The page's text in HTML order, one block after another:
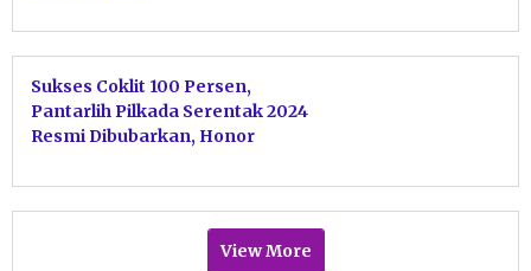
Sukses Coklit 100 Persen,
Pantarlih Pilkada Serentak 2024
Resmi Dibubarkan, Honor
View More